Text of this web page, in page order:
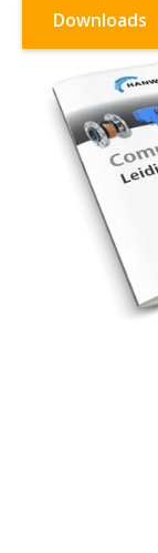
Downloads